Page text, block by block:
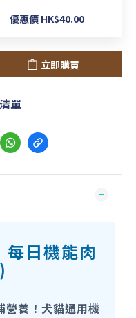
優惠價 HK$40.00
立即購買
單
每日機能肉
營養！犬貓通用機